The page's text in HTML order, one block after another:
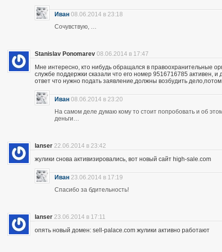
Иван 08.06.2014 в 23:18
Сочувствую, …
Stanislav Ponomarev 08.06.2014 в 17:47
Мне интересно, кто нибудь обращался в правоохранительные
службе поддержки сказали что его номер 9516716785 активен,
ответ что нужно подать заявление,должны возбудить
Иван 08.06.2014 в 23:20
На самом деле думаю кому то стоит попробовать и об
деньги…
lanser 22.06.2014 в 23:42
жулики снова активизировались, вот новый сайт high-sale.com
Иван 23.06.2014 в 17:19
Спасибо за бдительность!
lanser 23.06.2014 в 17:11
опять новый домен: sell-palace.com жулики активно работают